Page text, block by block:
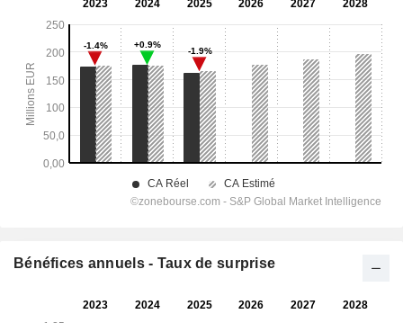
Bénéfices annuels - Taux de surprise